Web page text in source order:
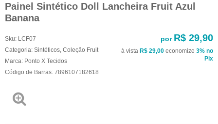
Painel Sintético Doll Lancheira Fruit Azul
Banana
Sku: LCF07
Categoria: Sintéticos, Coleção Fruit
Marca: Ponto X Tecidos
Código de Barras: 7896107182618
por R$ 29,90
à vista R$ 29,00 economize 3% no
Pix